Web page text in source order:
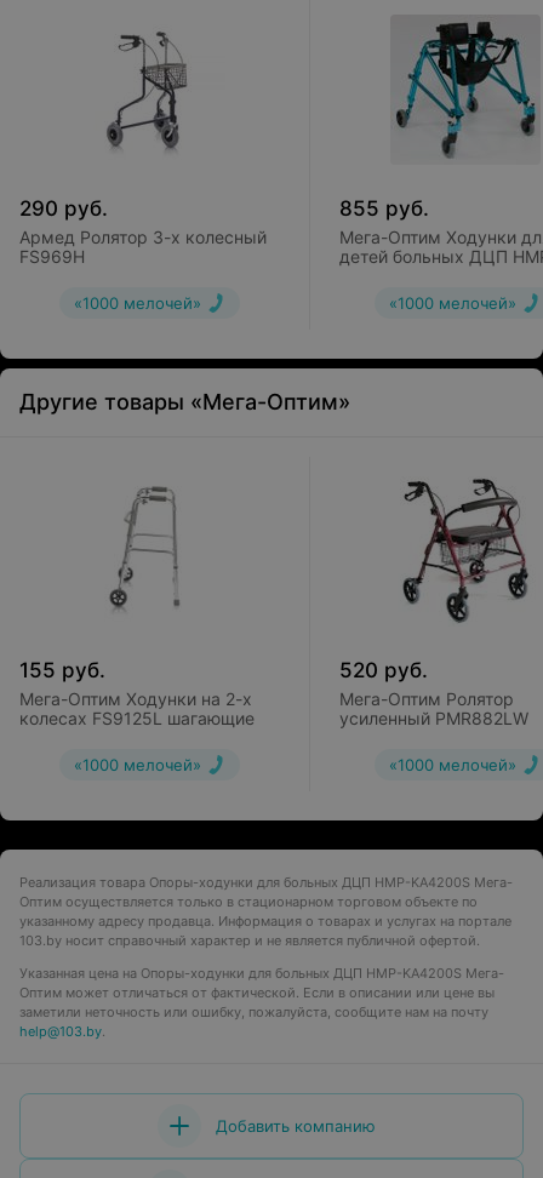
290 руб.
Армед Ролятор 3-х колесный
FS969H
«1000 мелочей»
855 руб.
Мега-Оптим Ходунки
детей больных ДЦП
«1000 мелочей»
Другие товары «Мега-Оптим»
155 руб.
Мега-Оптим Ходунки на 2-х
колесах FS9125L шагающие
«1000 мелочей»
520 руб.
Мега-Оптим Ролятор
усиленный PMR882LW
«1000 мелочей»
Реализация товара Опоры-ходунки для больных ДЦП HMP-KA4200S Мега-
Оптим осуществляется только в стационарном торговом объекте по
указанному адресу продавца. Информация о товарах и услугах на портале
103.by носит справочный характер и не является публичной офертой.
Указанная цена на Опоры-ходунки для больных ДЦП HMP-KA4200S Мега-
Оптим может отличаться от фактической. Если в описании или цене вы
заметили неточность или ошибку, пожалуйста, сообщите нам на почту
help@103.by.
Добавить компанию